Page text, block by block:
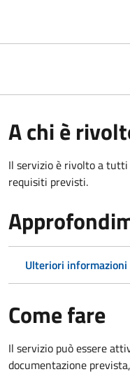
A chi è
Il servizio è rivolto a
requisiti previsti.
Ulteriori informazioni
Come fare
Il servizio può essere
documentazione